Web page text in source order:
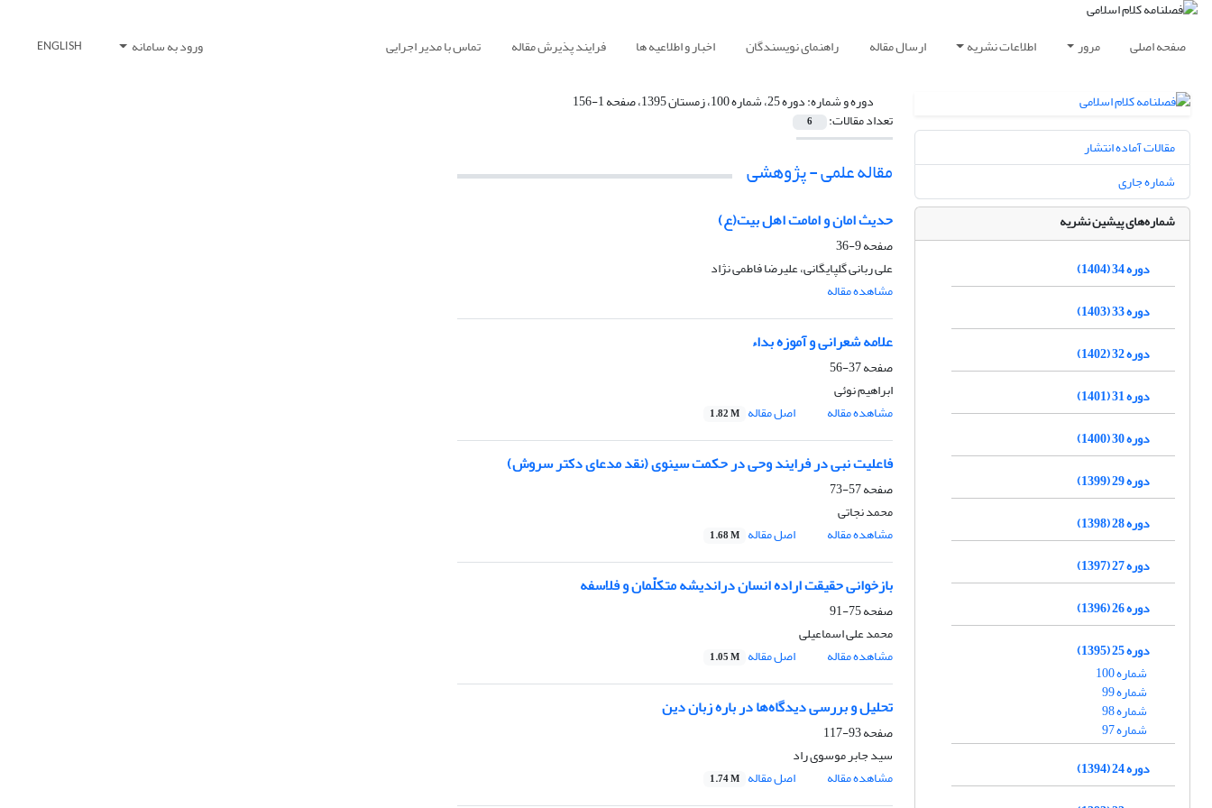
صفحه اصلی مرور اطلاعات نشریه ارسال مقاله راهنمای نویسندگان اخبار و اطلاعیه ها فرایند پذیرش مقاله تماس با مدیر اجرایی ورود به سامانه ENGLISH
دوره و شماره:دوره 25، شماره 100، زمستان 1395، صفحه 1-156
تعداد مقالات: 6
مقاله علمی - پژوهشی
حدیث امان و امامت اهل بیت(ع)
صفحه9-36
علی ربانی گلپایگانی، علیرضا فاطمی نژاد
مشاهده مقاله
علامه شعرانی و آموزه بداء
صفحه37-56
ابراهیم نوئی
مشاهده مقاله
اصل مقاله 1.82 M
فاعلیت نبی در فرایند وحی در حکمت سینوی (نقد مدعای دکتر سروش)
صفحه57-73
محمد نجاتی
مشاهده مقاله
اصل مقاله 1.68 M
بازخوانی حقیقت اراده انسان دراندیشه متکلّمان و فلاسفه
صفحه75-91
محمد علی اسماعیلی
مشاهده مقاله
اصل مقاله 1.05 M
تحلیل و بررسی دیدگاه‌ها در باره زبان دین
صفحه93-117
سید جابر موسوی راد
مشاهده مقاله
اصل مقاله 1.74 M
مقالات آماده انتشار
شماره جاری
شماره‌های پیشین نشریه
دوره 34 (1404)
دوره 33 (1403)
دوره 32 (1402)
دوره 31 (1401)
دوره 30 (1400)
دوره 29 (1399)
دوره 28 (1398)
دوره 27 (1397)
دوره 26 (1396)
دوره 25 (1395)
شماره 100
شماره 99
شماره 98
شماره 97
دوره 24 (1394)